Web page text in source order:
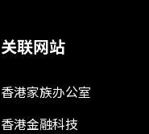
关联网站
香港家族办公室
香港金融科技